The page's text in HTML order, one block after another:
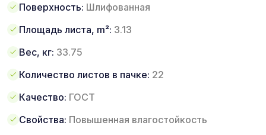
Поверхность: Шлифованная
Площадь листа, m²: 3.13
Вес, кг: 33.75
Количество листов в пачке: 22
Качество: ГОСТ
Свойства: Повышенная влагостойкость